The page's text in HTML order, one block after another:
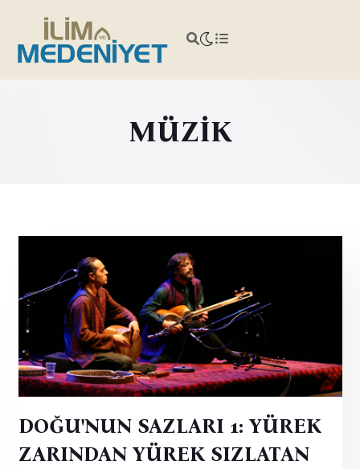
MÜZİK
DOĞU'NUN SAZLARI 1: YÜREK
ZARINDAN YÜREK SIZLATAN